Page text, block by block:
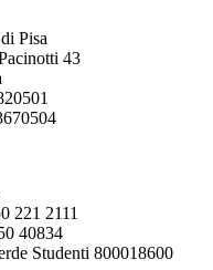
Pisa
43
221 2111
40834
Studenti 800018600